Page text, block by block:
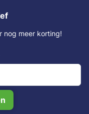
nog meer korting!